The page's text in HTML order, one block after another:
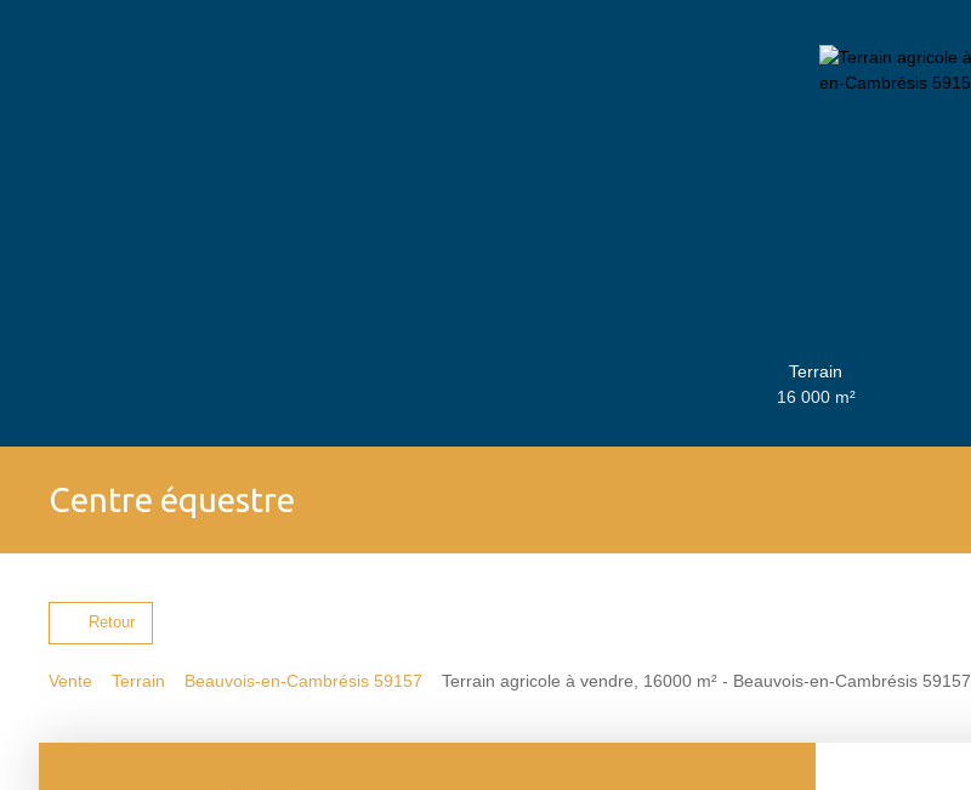
Terrain
16 000 m²
Centre équestre
Retour
Vente Terrain Beauvois-en-Cambrésis 59157 Terrain agricole à vendre, 16000 m² - Beauvois-en-Cambrésis 59157